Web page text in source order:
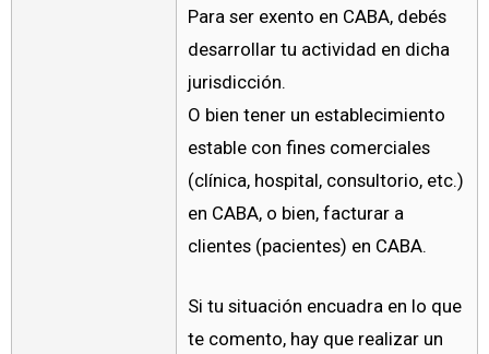
Para ser exento en CABA, debés
desarrollar tu actividad en dicha
jurisdicción.
O bien tener un establecimiento
estable con fines comerciales
(clínica, hospital, consultorio, etc.)
en CABA, o bien, facturar a
clientes (pacientes) en CABA.
Si tu situación encuadra en lo que
te comento, hay que realizar un